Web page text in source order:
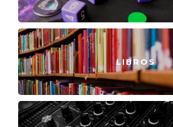
LIBROS